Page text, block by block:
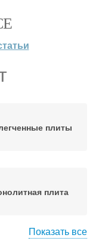
плиты
плита
Показать все